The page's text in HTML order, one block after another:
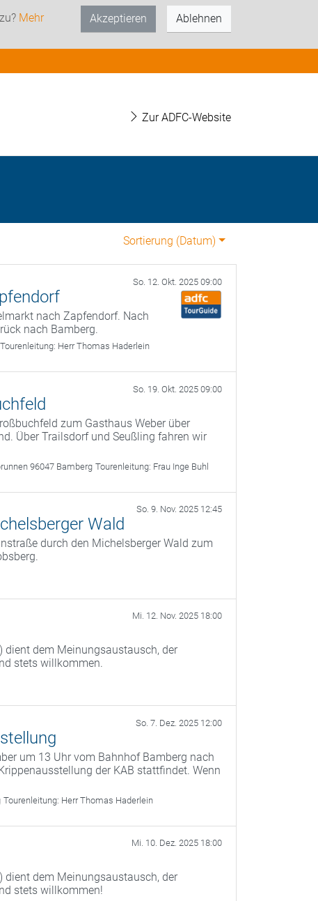
Mehr
Akzeptieren Ablehnen
Zur ADFC-Website
Sortierung (Datum)
So. 12. Okt. 2025 09:00
nach Zapfendorf. Nach
nach Bamberg.
Tourenleitung: Herr Thomas Haderlein
So. 19. Okt. 2025 09:00
zum Gasthaus Weber über
Über Trailsdorf und Seußling fahren wir
96047 Bamberg Tourenleitung: Frau Inge Buhl
So. 9. Nov. 2025 12:45
Wald
durch den Michelsberger Wald zum
Mi. 12. Nov. 2025 18:00
dient dem Meinungsaustausch, der
stets willkommen.
So. 7. Dez. 2025 12:00
um 13 Uhr vom Bahnhof Bamberg nach
der KAB stattfindet. Wenn
Tourenleitung: Herr Thomas Haderlein
Mi. 10. Dez. 2025 18:00
dient dem Meinungsaustausch, der
stets willkommen!